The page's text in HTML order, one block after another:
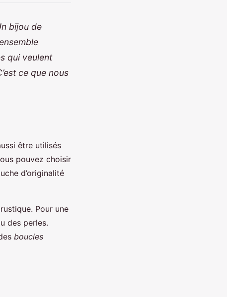
bijou de
qui veulent
ce que nous
être utilisés
pouvez choisir
d’originalité
Pour une
des perles.
boucles